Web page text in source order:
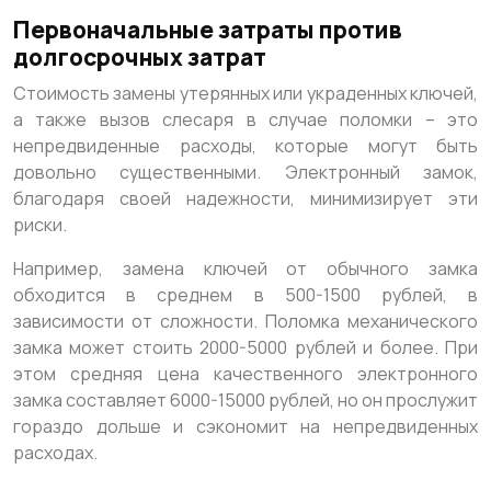
Первоначальные затраты против
долгосрочных затрат
Стоимость замены утерянных или украденных ключей,
а также вызов слесаря в случае поломки – это
непредвиденные расходы, которые могут быть
довольно существенными. Электронный замок,
благодаря своей надежности, минимизирует эти
риски.
Например, замена ключей от обычного замка
обходится в среднем в 500-1500 рублей, в
зависимости от сложности. Поломка механического
замка может стоить 2000-5000 рублей и более. При
этом средняя цена качественного электронного
замка составляет 6000-15000 рублей, но он прослужит
гораздо дольше и сэкономит на непредвиденных
расходах.